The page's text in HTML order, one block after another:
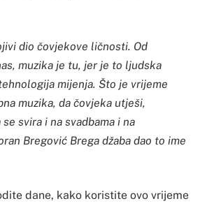
dio čovjekove ličnosti. Od
muzika je tu, jer je to ljudska
mijenja. Što je vrijeme
muzika, da čovjeka utješi,
svira i na svadbama i na
Bregović Brega džaba dao to ime
dane, kako koristite ovo vrijeme